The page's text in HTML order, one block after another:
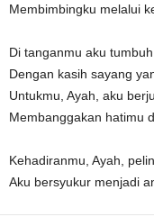
Membimbingku melalui
Di tanganmu aku
Dengan kasih sayang
Untukmu, Ayah, aku
Membanggakan hatimu
Kehadiranmu, Ayah,
Aku bersyukur menjadi